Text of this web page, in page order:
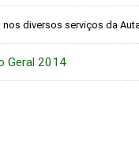
diversos serviços da
Geral 2014